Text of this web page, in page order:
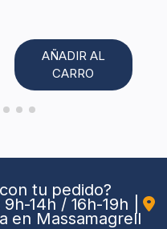
AÑADIR AL
CARRO
tu pedido?
14h / 16h-19h
en Massamagrell